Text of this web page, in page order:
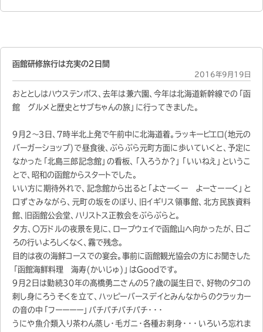
函館研修旅行は充実の２日間
2016年9月19日
おととしはハウステンボス、去年は兼六園、今年は北海道新幹線での「函
館 グルメと歴史とサブちゃんの旅」に行ってきました。
９月２～３日、７時半北上発で午前中に北海道着。ラッキーピエロ(地元の
バーガーショップ)で昼食後、ぶらぶら元町方面に歩いていくと、予定に
なかった「北島三郎記念館」の看板、「入ろうか？」「いいねえ」というこ
とで、昭和の函館からスタートでした。
いい方に期待外れで、記念館から出ると「よさーくー よーさーーく」と
口ずさみながら、元町の坂をのぼり、旧イギリス領事館、北方民族資料
館、旧函館公会堂、ハリストス正教会をぶらぶらと。
夕方、〇万ドルの夜景を見に、ロープウェイで函館山へ向かったが、日ご
ろの行いよろしくなく、霧で残念。
目的は夜の海鮮コースでの宴会。事前に函館観光協会の方にお聞きした
「函館海鮮料理 海寿(かいじゅ)」はGoodです。
９月２日は勤続３０年の髙橋勇二さんの５？歳の誕生日で、好物のタコの
刺し身にろうそくを立て、ハッピーバースデイとみんなからのクラッカー
の音の中「フーーーー」パチパチパチパチ・・・
うにや魚介類入り茶わん蒸し・毛ガニ・各種お刺身・・・いろいろ忘れま